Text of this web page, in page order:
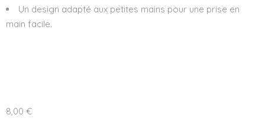
Un design adapté aux petites mains pour une prise en
main facile.
8,00 €